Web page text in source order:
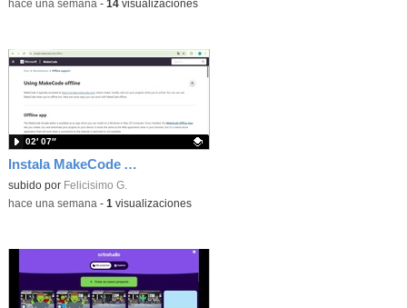
-hace una semana - 14visualizaciones
Instala MakeCode Arcade offline para programar grandes juegos sin necesidad de Internet
Contenido educativo.
subido por Felicisimo G.
02′ 07″
-hace una semana - 1 visualizaciones